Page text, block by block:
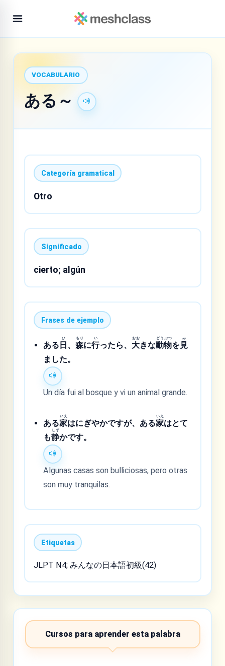
VOCABULARIO
ある～
Categoría gramatical
Otro
Significado
cierto; algún
Frases de ejemplo
ある 日
ひ
、森
もり
に行
い
ったら、 大
おお
きな動物
どうぶつ
を見
み
ました。
Un día fui al bosque y vi un animal grande.
ある家
いえ
はにぎやかですが、ある家
いえ
はとて
も静
しず
かです。
Algunas casas son bulliciosas, pero otras
son muy tranquilas.
Etiquetas
JLPT N4; みんなの日本語初級(42)
Cursos para aprender esta palabra